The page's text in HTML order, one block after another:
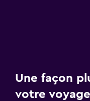
Une façon
votre